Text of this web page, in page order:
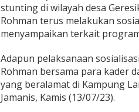
i
K
e
e
h
a
t
a
stunting di wilayah desa
Rohman terus melakukan
menyampaikan terkait
Adapun pelaksanaan
Rohman bersama para kader
yang beralamat di Kampung
Jamanis, Kamis (13/07/23).